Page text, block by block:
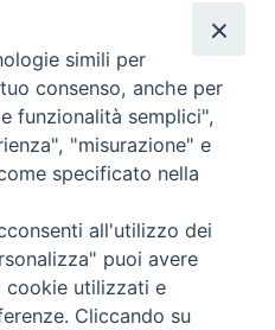
Papa Leone XIV ha benedetto
da poco restaurata dalla
d’intesa con la
Arti e Paesaggio …
L
n
X
T
h
r
W
h
a
T
l
simili per
consenso, anche per
funzionalità semplici",
"misurazione" e
specificato nella
all'utilizzo dei
puoi avere
cookie utilizzati e
Cliccando su